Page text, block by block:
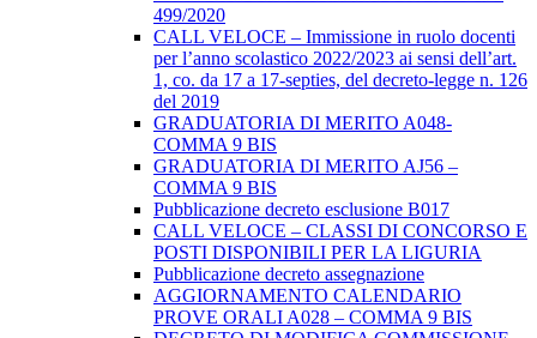
499/2020
CALL VELOCE – Immissione in ruolo docenti
per l’anno scolastico 2022/2023 ai sensi dell’art.
1, co. da 17 a 17-septies, del decreto-legge n. 126
del 2019
GRADUATORIA DI MERITO A048-
COMMA 9 BIS
GRADUATORIA DI MERITO AJ56 –
COMMA 9 BIS
Pubblicazione decreto esclusione B017
CALL VELOCE – CLASSI DI CONCORSO E
POSTI DISPONIBILI PER LA LIGURIA
Pubblicazione decreto assegnazione
AGGIORNAMENTO CALENDARIO
PROVE ORALI A028 – COMMA 9 BIS